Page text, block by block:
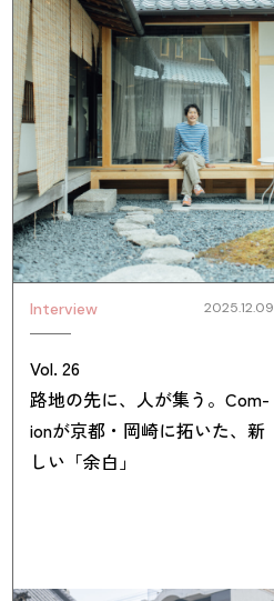
Interview 2025.12.09
Vol. 26
路地の先に、人が集う。Com-
ionが京都・岡崎に拓いた、新
しい「余白」